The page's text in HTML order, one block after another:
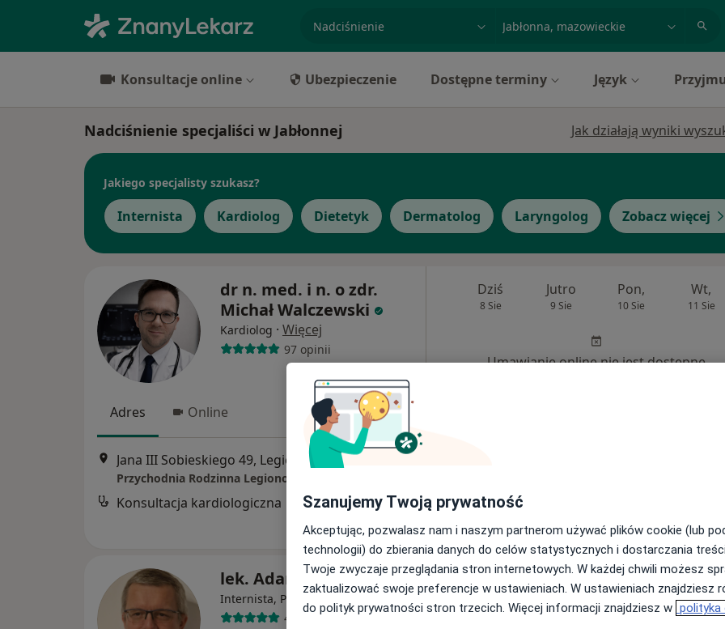
specjalizacja, badanie lub nazwisko
Konsultacje online Ubezpieczenie Dostępne terminy Język
Nadciśnienie specjaliści w Jabłonnej Jak działają wyniki
Jakiego specjalisty szukasz?
Internista Kardiolog Dietetyk Dermatolog Laryngolog Zobacz więcej
dr n. med. i n. o zdr.
Michał Walczewski
Kardiolog · Więcej
97 opinii
Adres Online
Jana III Sobieskiego 49, Legionowo Mapa
Przychodnia Rodzinna Legionowo
Konsultacja kardiologiczna 250 zł
Dziś
8 Sie
Jutro
9 Sie
Pon,
10 Sie
Wt,
11 Sie
Umawianie online nie jest dostępne
lek. Adam Wesołowski
Internista, Pulmonolog ·Więcej
4 opinie
Dziś
8 Sie
Jutro
9 Sie
Pon,
10 Sie
Wt,
11 Sie
Szanujemy Twoją prywatność
Akceptując, pozwalasz nam i naszym partnerom używać plików cookie (lub
technologii) do zbierania danych do celów statystycznych i dostarczania
Twoje zwyczaje przeglądania stron internetowych. W każdej chwili możesz
zaktualizować swoje preferencje w ustawieniach. W ustawieniach znajdziesz
do polityk prywatności stron trzecich. Więcej informacji znajdziesz w polityka